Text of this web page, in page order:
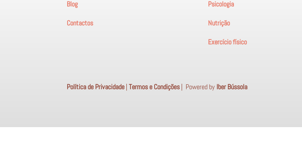
Blog
Contactos
Psicologia
Nutrição
Exercício físico
Política de Privacidade |Termos e Condições Powered by Iber Bússola